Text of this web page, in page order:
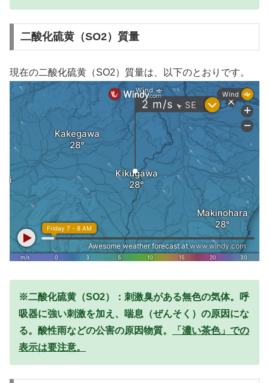
二酸化硫黄（SO2）質量
現在の二酸化硫黄（SO2）質量は、以下のとおりです。
※二酸化硫黄（SO2）：刺激臭がある無色の気体。呼
吸器に強い刺激を加え、喘息（ぜんそく）の原因にな
る。酸性雨などの公害の原因物質。
「濃い茶色」での
表示は要注意。